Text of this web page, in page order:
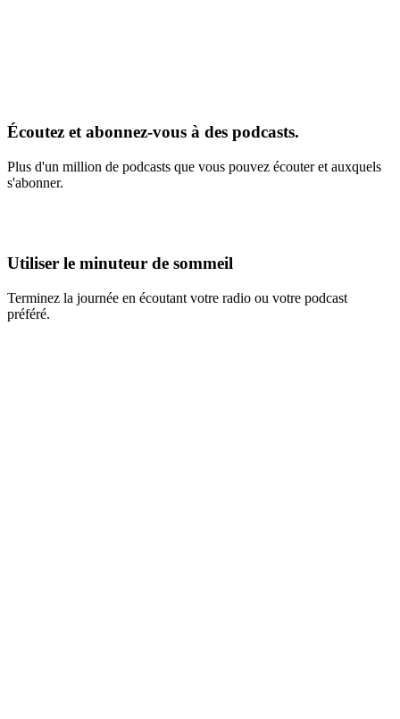
Écoutez et abonnez-vous à des podcasts.
Plus d'un million de podcasts que vous pouvez écouter et auxquels
s'abonner.
Utiliser le minuteur de sommeil
Terminez la journée en écoutant votre radio ou votre podcast
préféré.